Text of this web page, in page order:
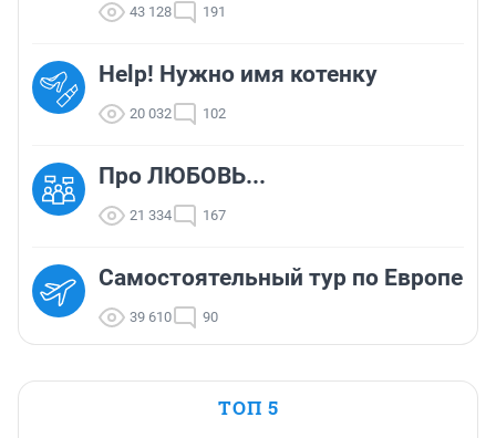
43 128 191
Help! Нужно имя котенку
20 032 102
Про ЛЮБОВЬ...
21 334 167
Самостоятельный тур по Европе
39 610 90
ТОП 5